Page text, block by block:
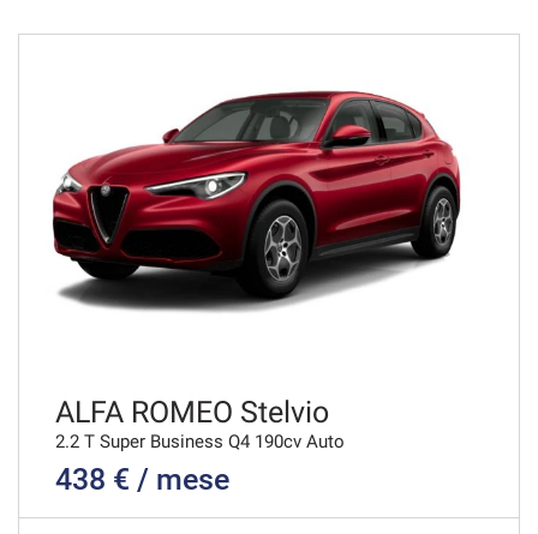
933€/mese
36 Mesi
VEDI
944€/mese
VEDI
945€/mese
48 Mesi
ALFA ROMEO Stelvio
2.2 T Super Business Q4 190cv Auto
438 € / mese